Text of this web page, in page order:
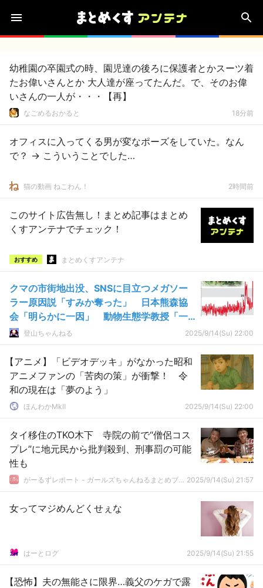
幼稚園の卒園式の時、園児達の後ろに保護者とかスーツ着
たお偉いさんとか 大人達が座ってたんだ。で、そのお偉
いさんの一人が・・・【再】
なごめるおかると 18分前
オフィスに入ってくる男が変なポーズをしていた。なん
で？ → こういうことでした…
猫の動画 ねこわん！ 2時間前
このサイト広告無し！まとめ記事はまとめ
くすアンテナでチェック！
おすすめ まとめくすアンテナ
クマの市街地出没、SNSに目立つメガソー
ラー原因説「すみか奪った」 日本熊森協
会「明らかに一因」 動物生態学教授「一
概に言えない」
登山ちゃんねる 2025/9/14(Su) 22:00
【アニメ】「ビデオデッキ」がなかった昭和
アニメファンの「苦肉の策」が衝撃！ 令
和の現在は「夢のよう」
ほんわかMkⅡ 2025/9/14(Su) 22:00
タイ移住のTKO木下 寺院の前で“僧侶コス
プレ”に地元民から批判殺到、刑事罰の可能
性も
がーるずレポート - ガールズちゃんねるまとめブログ 2025/9/14(Su) 21:57
女ってマジめんどくせぇな
はーとログ 2025/9/14(Su) 21:55
【恐怖】夫の無能さに限界…義父のケガで露